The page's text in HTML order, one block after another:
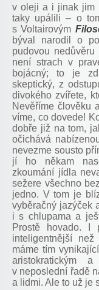
v oleji a i jinak jim
taky upálili – o
s Voltairovým
býval narodil o
pudovou
není strach v
bojácný; to je
skeptický, z
divokého zvířete,
Nevěříme člověku
víme, co dovede!
dobře již na tom,
očichává
nevezme sousto
jí ho někam
zkoumání jídla
sežere všechno
jedno. V tom je
vyběračný jazýček
i s chlupama a
Prostě hovado. I
inteligentnější
máme tím
aristokratickým
v neposlední řadě
a lidmi. Ale to už je